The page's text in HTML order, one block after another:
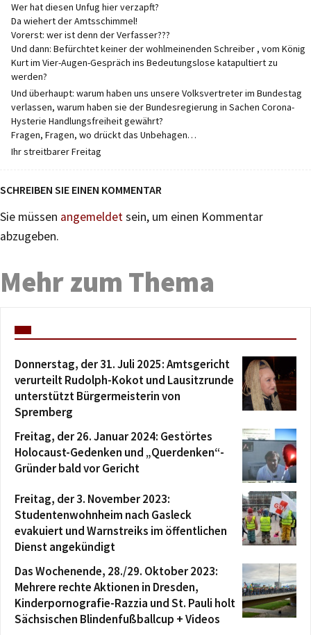
Wer hat diesen Unfug hier verzapft?
Da wiehert der Amtsschimmel!
Vorerst: wer ist denn der Verfasser???
Und dann: Befürchtet keiner der wohlmeinenden Schreiber , vom König
Kurt im Vier-Augen-Gespräch ins Bedeutungslose katapultiert zu
werden?
Und überhaupt: warum haben uns unsere Volksvertreter im Bundestag
verlassen, warum haben sie der Bundesregierung in Sachen Corona-
Hysterie Handlungsfreiheit gewährt?
Fragen, Fragen, wo drückt das Unbehagen…
Ihr streitbarer Freitag
SCHREIBEN SIE EINEN KOMMENTAR
Sie müssen angemeldetsein, um einen Kommentar
abzugeben.
Mehr zum Thema
Donnerstag, der 31. Juli 2025: Amtsgericht
verurteilt Rudolph-Kokot und Lausitzrunde
unterstützt Bürgermeisterin von
Spremberg
Freitag, der 26. Januar 2024: Gestörtes
Holocaust-Gedenken und „Querdenken“-
Gründer bald vor Gericht
Freitag, der 3. November 2023:
Studentenwohnheim nach Gasleck
evakuiert und Warnstreiks im öffentlichen
Dienst angekündigt
Das Wochenende, 28./29. Oktober 2023:
Mehrere rechte Aktionen in Dresden,
Kinderpornografie-Razzia und St. Pauli holt
Sächsischen Blindenfußballcup + Videos